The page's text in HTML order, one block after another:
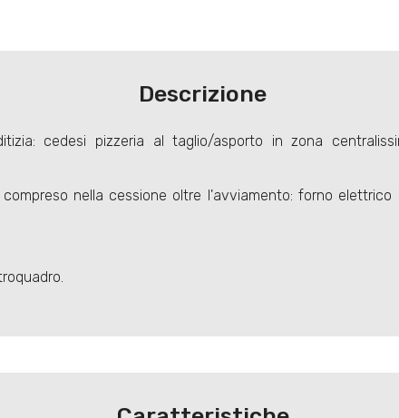
Descrizione
cedesi pizzeria al taglio/asporto in zona
nella cessione oltre l'avviamento: forno